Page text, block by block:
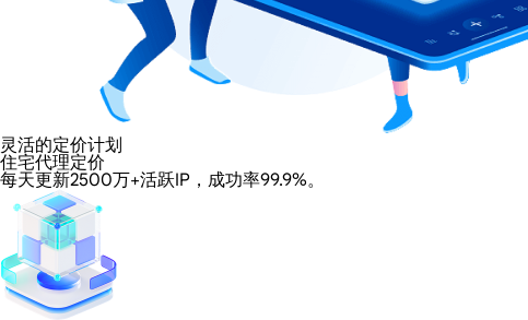
灵活的定价计划
住宅代理定价
每天更新2500万+活跃IP，成功率99.9%。